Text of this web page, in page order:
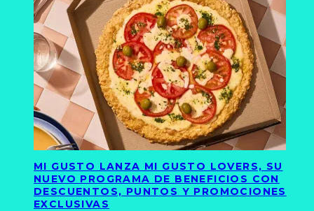
MI GUSTO LANZA MI GUSTO LOVERS, SU
NUEVO PROGRAMA DE BENEFICIOS CON
DESCUENTOS, PUNTOS Y PROMOCIONES
EXCLUSIVAS